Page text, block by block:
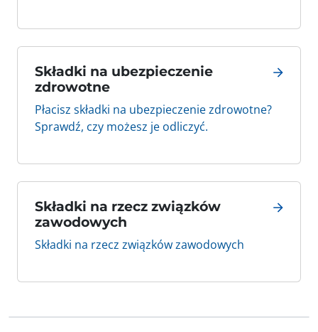
Składki na ubezpieczenie
zdrowotne
Płacisz składki na ubezpieczenie zdrowotne?
Sprawdź, czy możesz je odliczyć.
Składki na rzecz związków
zawodowych
Składki na rzecz związków zawodowych